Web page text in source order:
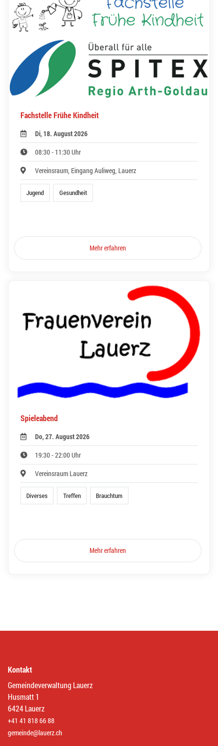
Fachstelle Frühe Kindheit
Di, 18. August 2026
08:30 - 11:30 Uhr
Vereinsraum, Eingang Auliweg, Lauerz
Jugend Gesundheit
Mehr erfahren
Spieleabend
Do, 27. August 2026
19:30 - 22:00 Uhr
Vereinsraum Lauerz
Diverses Treffen Brauchtum
Mehr erfahren
Kontakt
Gemeindeverwaltung Lauerz
Husmatt 1
6424 Lauerz
+41 41 818 66 88
gemeinde@lauerz.ch